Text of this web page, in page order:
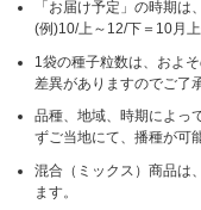
「お届け予定」の時期は
(例)10/上～12/下＝10月
1袋の種子粒数は、およ
差異がありますのでご了
品種、地域、時期によっ
ずご当地にて、播種が可
混合（ミックス）商品は
ます。